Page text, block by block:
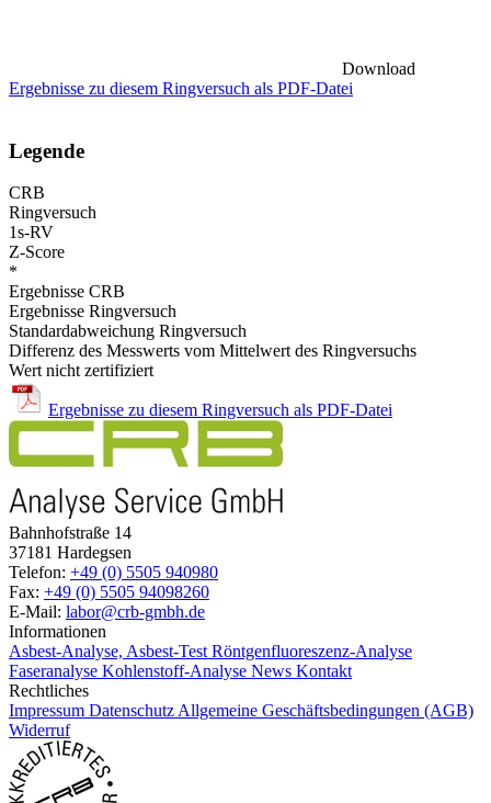
Download
Ergebnisse zu diesem Ringversuch als PDF-Datei
Legende
CRB
Ringversuch
1s-RV
Z-Score
*
Ergebnisse CRB
Ergebnisse Ringversuch
Standardabweichung Ringversuch
Differenz des Messwerts vom Mittelwert des Ringversuchs
Wert nicht zertifiziert
Ergebnisse zu diesem Ringversuch als PDF-Datei
Bahnhofstraße 14
37181 Hardegsen
Telefon: +49 (0) 5505 940980
Fax: +49 (0) 5505 94098260
E-Mail: labor@crb-gmbh.de
Informationen
Asbest-Analyse, Asbest-Test Röntgenfluoreszenz-Analyse
Faseranalyse Kohlenstoff-Analyse News Kontakt
Rechtliches
Impressum Datenschutz Allgemeine Geschäftsbedingungen (AGB)
Widerruf